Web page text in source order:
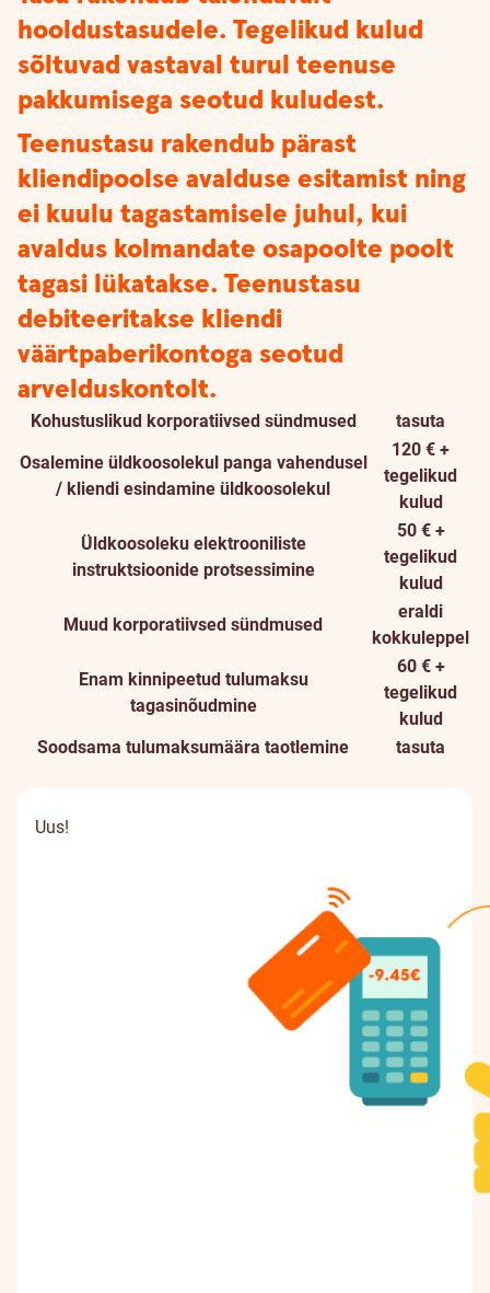
hooldustasudele. Tegelikud kulud
sõltuvad vastaval turul teenuse
pakkumisega seotud kuludest.
Teenustasu rakendub pärast
kliendipoolse avalduse esitamist ning
ei kuulu tagastamisele juhul, kui
avaldus kolmandate osapoolte poolt
tagasi lükatakse. Teenustasu
debiteeritakse kliendi
väärtpaberikontoga seotud
arvelduskontolt.
Kohustuslikud korporatiivsed sündmused
tasuta
Osalemine üldkoosolekul panga vahendusel
/ kliendi esindamine üldkoosolekul
120 € +
tegelikud
kulud
Üldkoosoleku elektrooniliste
instruktsioonide protsessimine
50 € +
tegelikud
kulud
Muud korporatiivsed sündmused
eraldi
kokkuleppel
Enam kinnipeetud tulumaksu
tagasinõudmine
60 € +
tegelikud
kulud
Soodsama tulumaksumäära taotlemine
tasuta
Uus!